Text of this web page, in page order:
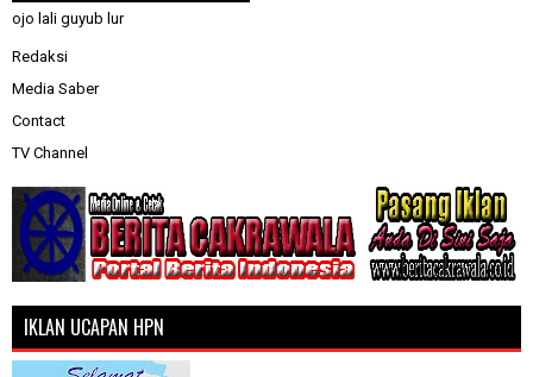
ojo lali guyub lur
Redaksi
Media Saber
Contact
TV Channel
IKLAN UCAPAN HPN